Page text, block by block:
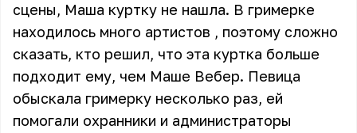
сцены, Маша куртку не нашла. В гримерке
находилось много артистов , поэтому сложно
сказать, кто решил, что эта куртка больше
подходит ему, чем Маше Вебер. Певица
обыскала гримерку несколько раз, ей
помогали охранники и администраторы